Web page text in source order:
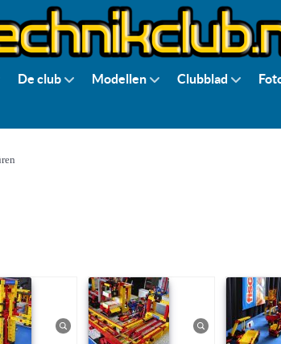
De club Modellen Clubblad